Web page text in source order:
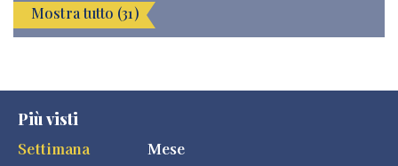
Mostra tutto (31)
Più visti
Settimana
Mese